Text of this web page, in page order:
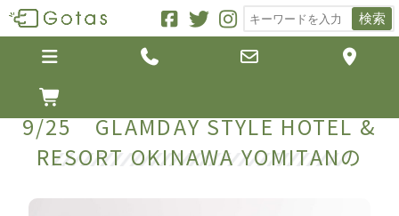
検索
   

9/25 GLAMDAY STYLE HOTEL &
RESORT OKINAWA YOMITANの